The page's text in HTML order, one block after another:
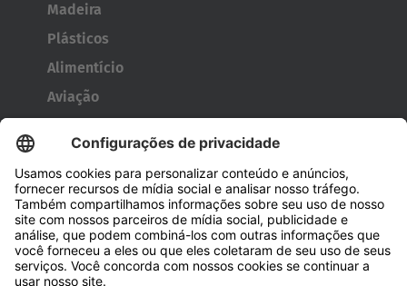
Madeira
Plásticos
Alimentício
Aviação
Tecnologia militar/de defesa
Caçambas e contêineres
Ferramentas para pneus
Carretéis
Portas e janelas